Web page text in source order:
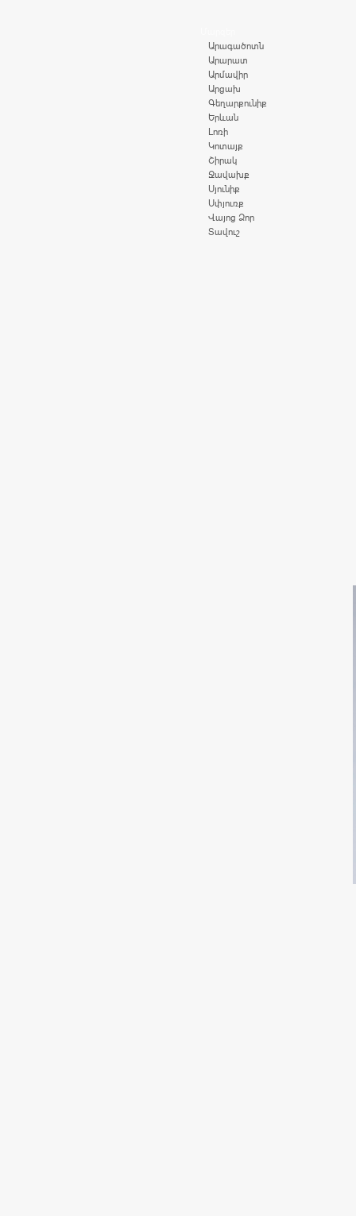
Արագածոտն
Արարատ
Արմավիր
Արցախ
Գեղարքունիք
Երևան
Լոռի
Կոտայք
Շիրակ
Ջավախք
Սյունիք
Սփյուռք
Վայոց Ձոր
Տավուշ